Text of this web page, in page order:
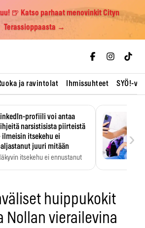
🍺 Katso parhaat menovinkit Cityn
Terassioppaasta →
ja ravintolat Ihmissuhteet SYÖ!-
profiili voi antaa
narsistisista piirteistä
ilmeisin itsekehu ei
juuri mitään
itsekehu ei ennustanut
›
huippukokit
Nollan vierailevina